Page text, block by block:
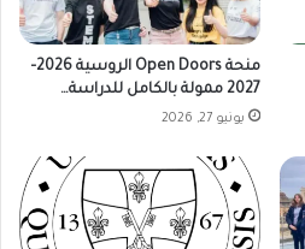
منحة Open Doors الروسية 2026–
2027 ممولة بالكامل للدراسة…
يونيو 27, 2026